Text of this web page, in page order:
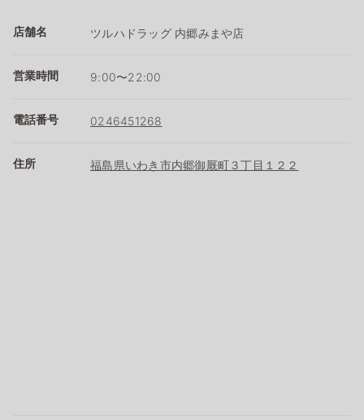
店舗名 ツルハドラッグ 内郷みまや店
営業時間 9:00〜22:00
電話番号 0246451268
住所 福島県いわき市内郷御厩町３丁目１２２